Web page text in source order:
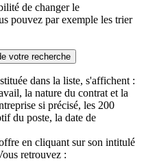
de changer le
pouvez par exemple les trier
votre recherche
dans la liste, s'affichent :
la nature du contrat et la
si précisé, les 200
du poste, la date de
en cliquant sur son intitulé
retrouvez :